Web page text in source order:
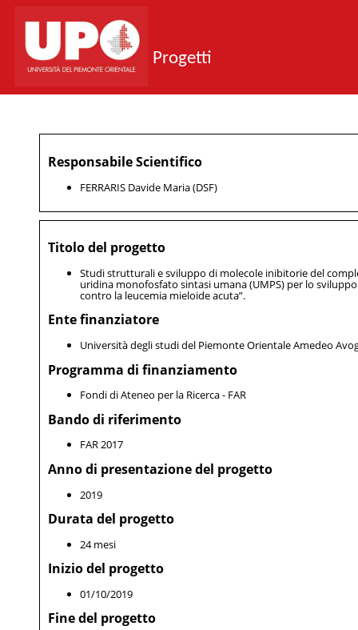
Progetti
Responsabile Scientifico
FERRARIS Davide Maria (DSF)
Titolo del progetto
Studi strutturali e sviluppo di molecole inibitorie del
uridina monofosfato sintasi umana (UMPS) per lo
contro la leucemia mieloide acuta”.
Ente finanziatore
Università degli studi del Piemonte Orientale Amedeo
Programma di finanziamento
Fondi di Ateneo per la Ricerca - FAR
Bando di riferimento
FAR 2017
Anno di presentazione del progetto
2019
Durata del progetto
24 mesi
Inizio del progetto
01/10/2019
Fine del progetto